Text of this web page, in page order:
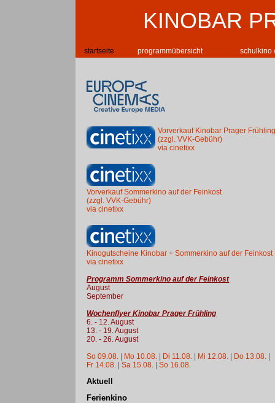
KINOBAR
startseite programmübersicht schulkino
Vorverkauf Kinobar Prager
(zzgl. VVK-Gebühr)
via cinetixx
Vorverkauf Sommerkino auf der Feinkost
(zzgl. VVK-Gebühr)
via cinetixx
Kinogutscheine Kinobar + Sommerkino auf der Feinkost
via cinetixx
Programm Sommerkino auf der Feinkost
August
September
Wochenflyer Kinobar Prager Frühling
6. - 12. August
13. - 19. August
20. - 26. August
So 09.08. | Mo 10.08. | Di 11.08. | Mi 12.08. | Do 13.08. |
Fr 14.08. |Sa 15.08. |So 16.08.
Aktuell
Ferienkino